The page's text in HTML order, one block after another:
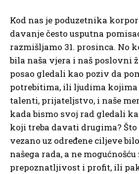
Kod nas je poduzetnika
davanje često usputna
razmišljamo 31. prosinca. No
bila naša vjera i naš poslovni
posao gledali kao poziv da
potrebitima, ili ljudima kojima
talenti, prijateljstvo, i naše
kada bismo svoj rad gledali
koji treba davati drugima?
vezano uz određene ciljeve
našega rada, a ne mogućnošću
prepoznatljivost i profit, ili